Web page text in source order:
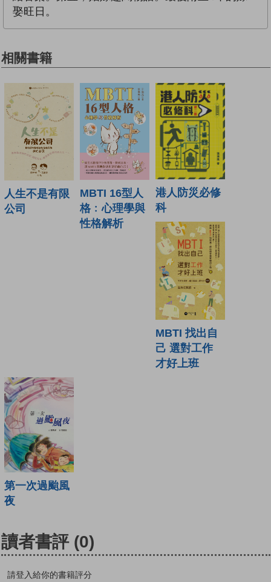
娶旺日。
相關書籍
人生不是有限
公司
MBTI 16型人
格﹕心理學與
性格解析
港人防災必修
科
MBTI 找出自
己 選對工作
才好上班
第一次過颱風
夜
讀者書評 (0)
請登入給你的書籍評分